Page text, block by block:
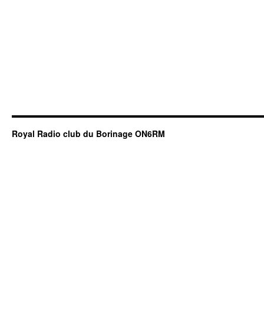
Royal Radio club du Borinage ON6RM